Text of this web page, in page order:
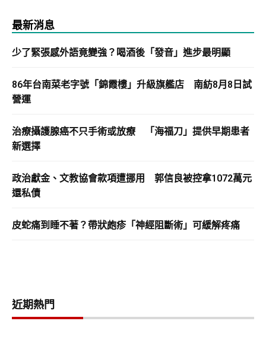
最新消息
少了緊張感外語竟變強？喝酒後「發音」進步最明顯
86年台南菜老字號「錦霞樓」升級旗艦店 南紡8月8日試
營運
治療攝護腺癌不只手術或放療 「海福刀」提供早期患者
新選擇
政治獻金、文教協會款項遭挪用 郭信良被控拿1072萬元
還私債
皮蛇痛到睡不著？帶狀皰疹「神經阻斷術」可緩解疼痛
近期熱門